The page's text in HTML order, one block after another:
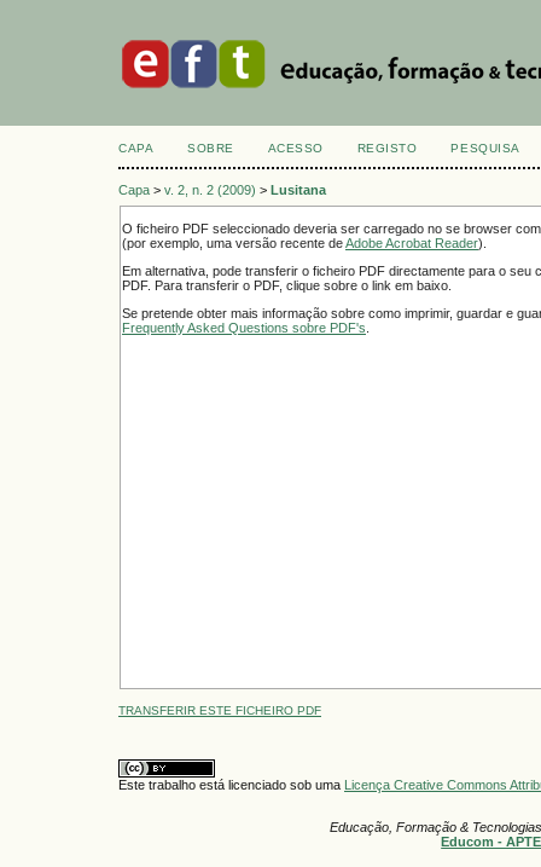
CAPA SOBRE ACESSO REGISTO PESQUISA
Capa > v. 2, n. 2 (2009) > Lusitana
O ficheiro PDF seleccionado deveria ser carregado no se browser
(por exemplo, uma versão recente deAdobe Acrobat Reader).
Em alternativa, pode transferir o ficheiro PDF directamente para o seu
PDF. Para transferir o PDF, clique sobre o link em baixo.
Se pretende obter mais informação sobre como imprimir, guardar e
Frequently Asked Questions sobre PDF's
TRANSFERIR ESTE FICHEIRO PDF
Este trabalho está licenciado sob uma Licença Creative Commons
Educação, Formação &
Educom - APTE